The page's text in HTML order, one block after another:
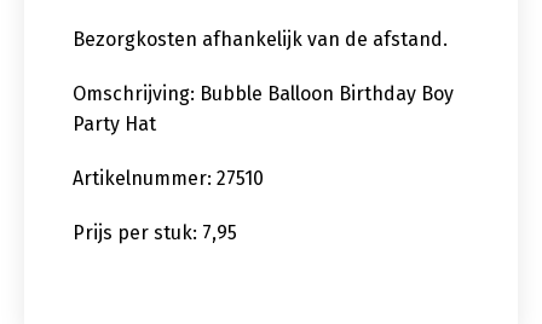
Bezorgkosten afhankelijk van de afstand.
Omschrijving: Bubble Balloon Birthday Boy
Party Hat
Artikelnummer: 27510
Prijs per stuk: 7,95